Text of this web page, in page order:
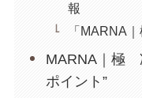
報
「MARNA
MARNA｜極
ポイント”